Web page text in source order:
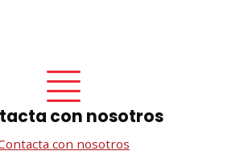
con nosotros
con nosotros